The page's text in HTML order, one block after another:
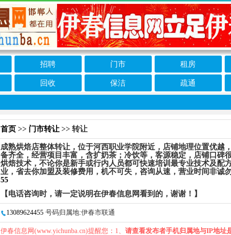
招聘 门市 租房
回收 保洁 疏通
首页 >> 门市转让 >> 转让
成熟烘焙店整体转让，位于河西职业学院附近，店铺地理位置优越
备齐全，经营项目丰富，含扩奶茶；冷饮等，客源稳定，店铺口碑
烘焙技术，不论你是新手或行内人员都可快速培训最专业技术及配
业，省去你加盟及装修费用，机不可失，咨询从速，营业时间非诚
55
【电话咨询时，请一定说明在伊春信息网看到的，谢谢！】
13089624455 号码归属地:伊春市联通
伊春信息网(www.yichunba.cn)提醒您：1、 请查看发布者手机归属地与IP地址